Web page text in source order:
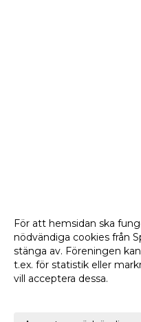
För att hemsidan ska
nödvändiga cookies från
stänga av. Föreningen
t.ex. för statistik eller
vill acceptera dessa.